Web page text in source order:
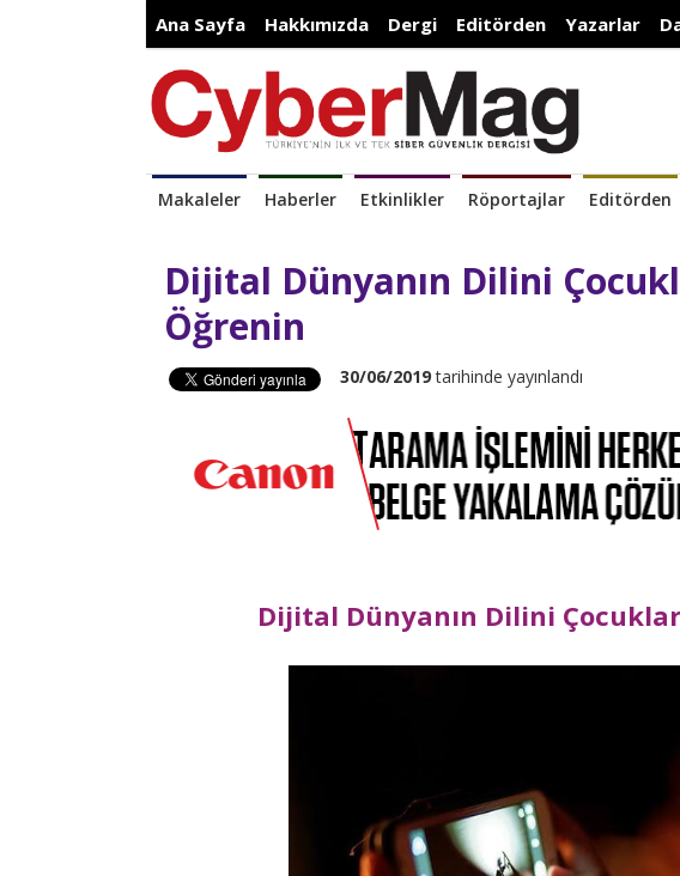
Ana Sayfa Hakkımızda Dergi Editörden Yazarlar
Makaleler Haberler Etkinlikler Röportajlar Editörden
Dijital Dünyanın Dilini
Öğrenin
30/06/2019tarihinde yayınlandı
Dijital Dünyanın Dilini